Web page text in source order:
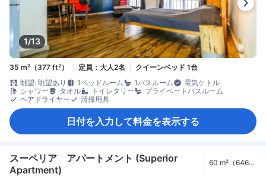
1/13
35 m²（377 ft²） 定員：大人2名
クイーンベッド 1台
眺望: 眺望あり
1ベッドルーム 1バスルーム
電気ケトル
シャワー
タオル トイレタリー
プライベートバスルーム
ヘアドライヤー
清掃用具
日付を入力して料金を表示する
スーペリア アパートメント (Superior
Apartment)
60 m²（646